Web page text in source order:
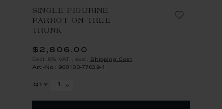
SINGLE FIGURINE
PARROT ON TREE
TRUNK
$2,806.00
Excl. 0% VAT excl. Shipping Cost
Art.-No.: 900100-77029-1
qty